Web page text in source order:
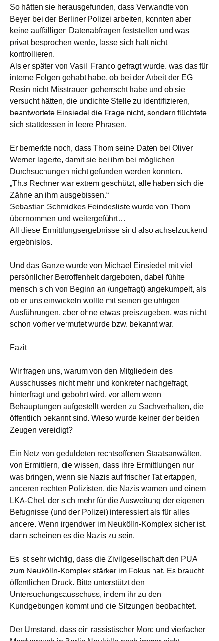
So hätten sie herausgefunden, dass Verwandte von
Beyer bei der Berliner Polizei arbeiten, konnten aber
keine auffälligen Datenabfragen feststellen und was
privat besprochen werde, lasse sich halt nicht
kontrollieren.
Als er später von Vasili Franco gefragt wurde, was das für
interne Folgen gehabt habe, ob bei der Arbeit der EG
Resin nicht Misstrauen geherrscht habe und ob sie
versucht hätten, die undichte Stelle zu identifizieren,
beantwortete Einsiedel die Frage nicht, sondern flüchtete
sich stattdessen in leere Phrasen.
Er bemerkte noch, dass Thom seine Daten bei Oliver
Werner lagerte, damit sie bei ihm bei möglichen
Durchsuchungen nicht gefunden werden konnten.
„Th.s Rechner war extrem geschützt, alle haben sich die
Zähne an ihm ausgebissen.“
Sebastian Schmidkes Feindesliste wurde von Thom
übernommen und weitergeführt…
All diese Ermittlungsergebnisse sind also achselzuckend
ergebnislos.
Und das Ganze wurde von Michael Einsiedel mit viel
persönlicher Betroffenheit dargeboten, dabei fühlte
mensch sich von Beginn an (ungefragt) angekumpelt, als
ob er uns einwickeln wollte mit seinen gefühligen
Ausführungen, aber ohne etwas preiszugeben, was nicht
schon vorher vermutet wurde bzw. bekannt war.
Fazit
Wir fragen uns, warum von den Mitgliedern des
Ausschusses nicht mehr und konkreter nachgefragt,
hinterfragt und gebohrt wird, vor allem wenn
Behauptungen aufgestellt werden zu Sachverhalten, die
öffentlich bekannt sind. Wieso wurde keiner der beiden
Zeugen vereidigt?
Ein Netz von geduldeten rechtsoffenen Staatsanwälten,
von Ermittlern, die wissen, dass ihre Ermittlungen nur
was bringen, wenn sie Nazis auf frischer Tat ertappen,
anderen rechten Polizisten, die Nazis warnen und einem
LKA-Chef, der sich mehr für die Ausweitung der eigenen
Befugnisse (und der Polizei) interessiert als für alles
andere. Wenn irgendwer im Neukölln-Komplex sicher ist,
dann scheinen es die Nazis zu sein.
Es ist sehr wichtig, dass die Zivilgesellschaft den PUA
zum Neukölln-Komplex stärker im Fokus hat. Es braucht
öffentlichen Druck. Bitte unterstützt den
Untersuchungsausschuss, indem ihr zu den
Kundgebungen kommt und die Sitzungen beobachtet.
Der Umstand, dass ein rassistischer Mord und vierfacher